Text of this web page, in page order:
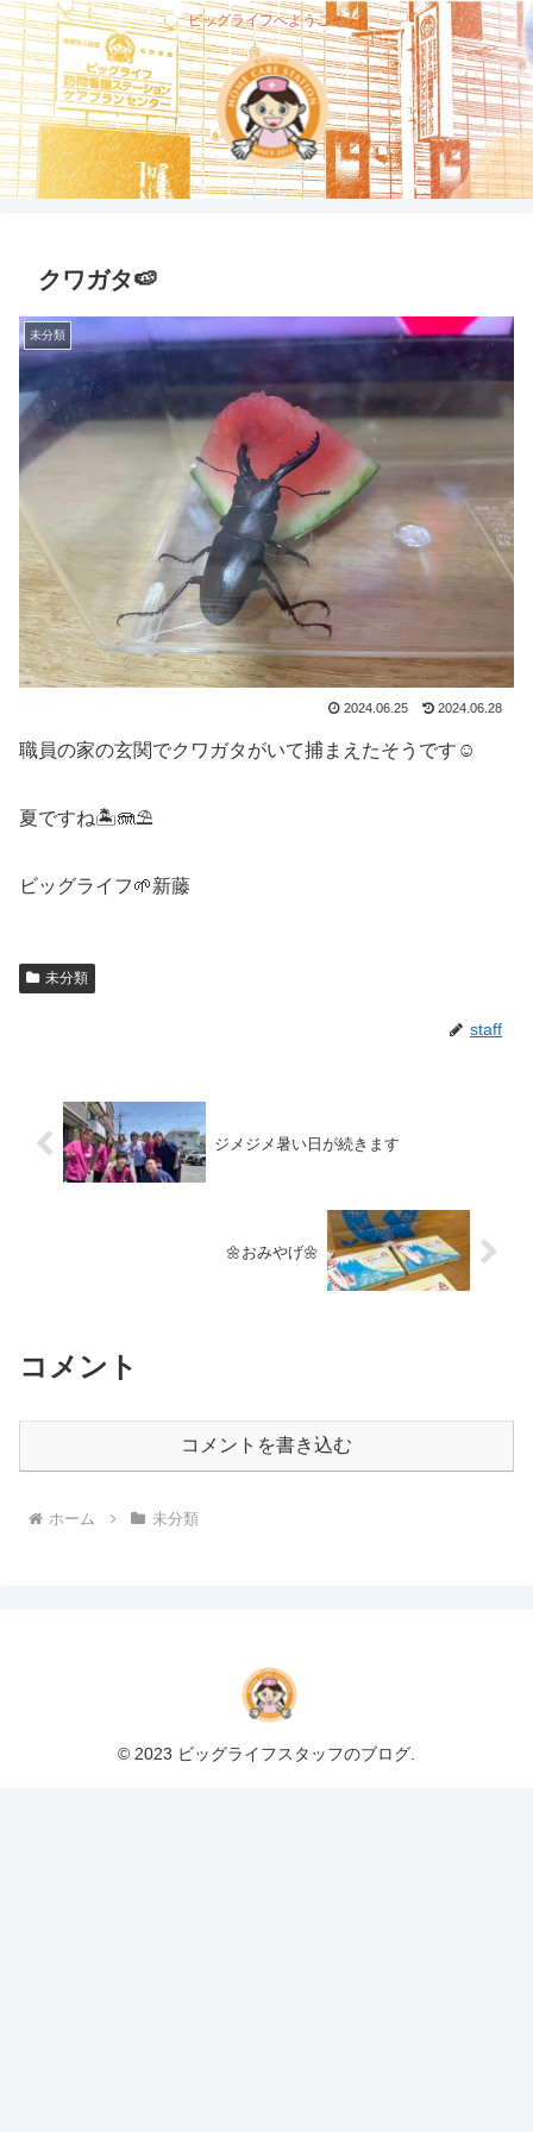
ビッグライフへようこそ
クワガタ🍉
未分類
2024.06.25 2024.06.28
職員の家の玄関でクワガタがいて捕まえたそうです☺️
夏ですね🏝️🪼⛱️
ビッグライフ🌱新藤
未分類
staff
ジメジメ暑い日が続きます
🌼おみやげ🌼
コメント
コメントを書き込む
ホーム 未分類
© 2023 ビッグライフスタッフのブログ.